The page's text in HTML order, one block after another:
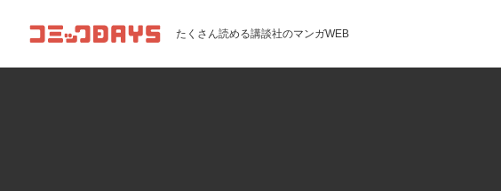
コミックDAYS たくさん読める講談社のマンガWEB